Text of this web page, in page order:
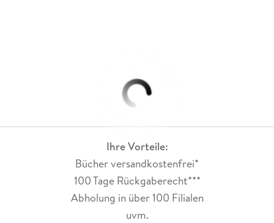
Ihre Vorteile:
Bücher versandkostenfrei*
100 Tage Rückgaberecht***
Abholung in über 100 Filialen
uvm.